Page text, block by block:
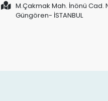
M.Çakmak Mah. İnönü Cad.
Güngören- İSTANBUL